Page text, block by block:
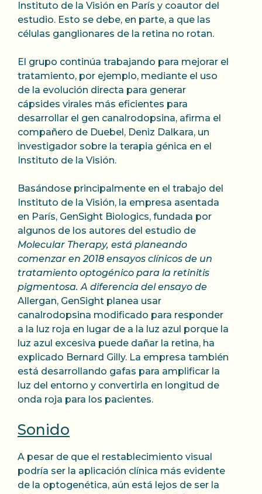
Instituto de la Visión en París y coautor del
estudio. Esto se debe, en parte, a que las
células ganglionares de la retina no rotan.
El grupo continúa trabajando para mejorar el
tratamiento, por ejemplo, mediante el uso
de la evolución directa para generar
cápsides virales más eficientes para
desarrollar el gen canalrodopsina, afirma el
compañero de Duebel, Deniz Dalkara, un
investigador sobre la terapia génica en el
Instituto de la Visión.
Basándose principalmente en el trabajo del
Instituto de la Visión, la empresa asentada
en París, GenSight Biologics, fundada por
algunos de los autores del estudio de
Molecular Therapy, está planeando
comenzar en 2018 ensayos clínicos de un
tratamiento optogénico para la retinitis
pigmentosa. A diferencia del ensayo de
Allergan, GenSight planea usar
canalrodopsina modificado para responder
a la luz roja en lugar de a la luz azul porque la
luz azul excesiva puede dañar la retina, ha
explicado Bernard Gilly. La empresa también
está desarrollando gafas para amplificar la
luz del entorno y convertirla en longitud de
onda roja para los pacientes.
Sonido
A pesar de que el restablecimiento visual
podría ser la aplicación clínica más evidente
de la optogenética, aún está lejos de ser la